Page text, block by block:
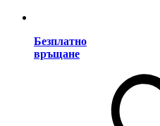
Безплатно
връщане